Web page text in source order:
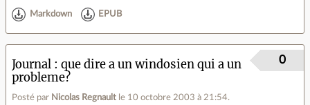
Markdown EPUB
Journal
que dire a un windosien qui a un
probleme?
Posté par Nicolas Regnault le 10 octobre 2003 à 21:54.
0